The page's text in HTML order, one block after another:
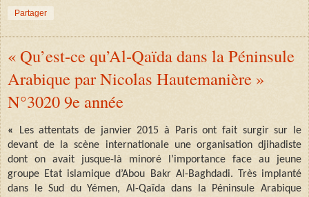
Partager
« Qu’est-ce qu’Al-Qaïda dans la Péninsule
Arabique par Nicolas Hautemanière »
N°3020 9e année
« Les attentats de janvier 2015 à Paris ont fait surgir sur le
devant de la scène internationale une organisation djihadiste
dont on avait jusque-là minoré l’importance face au jeune
groupe Etat islamique d’Abou Bakr Al-Baghdadi. Très implanté
dans le Sud du Yémen, Al-Qaïda dans la Péninsule Arabique